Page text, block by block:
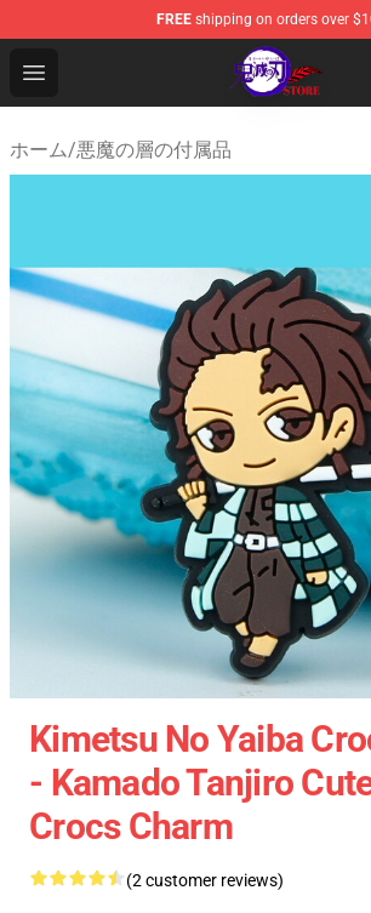
FREE shipping on orders over
Open menu
Kimetsu no Yaiba Store - Official
ホーム/悪魔の層の付属品
Kimetsu No Yaiba
- Kamado Tanjiro
Crocs Charm
(2 customer reviews)